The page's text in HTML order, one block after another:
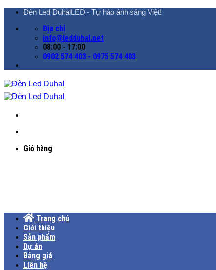
ChuyểnĐèn Led DuhalLED - Tự hào ánh sáng Việt!
Địa chỉ
info@ledduhal.net
08:00 - 17:00
0902 574 403 - 0975 574 403
Giỏ hàng
Trang chủ
Giới thiệu
Sản phẩm
Dự án
Bảng giá
Liên hệ